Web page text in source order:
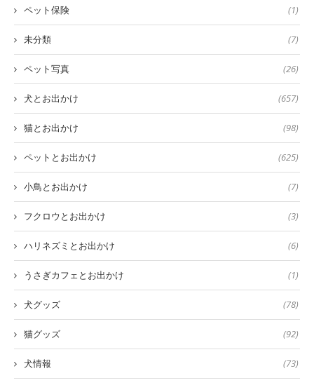
ペット保険 (1)
未分類 (7)
ペット写真 (26)
犬とお出かけ (657)
猫とお出かけ (98)
ペットとお出かけ (625)
小鳥とお出かけ (7)
フクロウとお出かけ (3)
ハリネズミとお出かけ (6)
うさぎカフェとお出かけ (1)
犬グッズ (78)
猫グッズ (92)
犬情報 (73)